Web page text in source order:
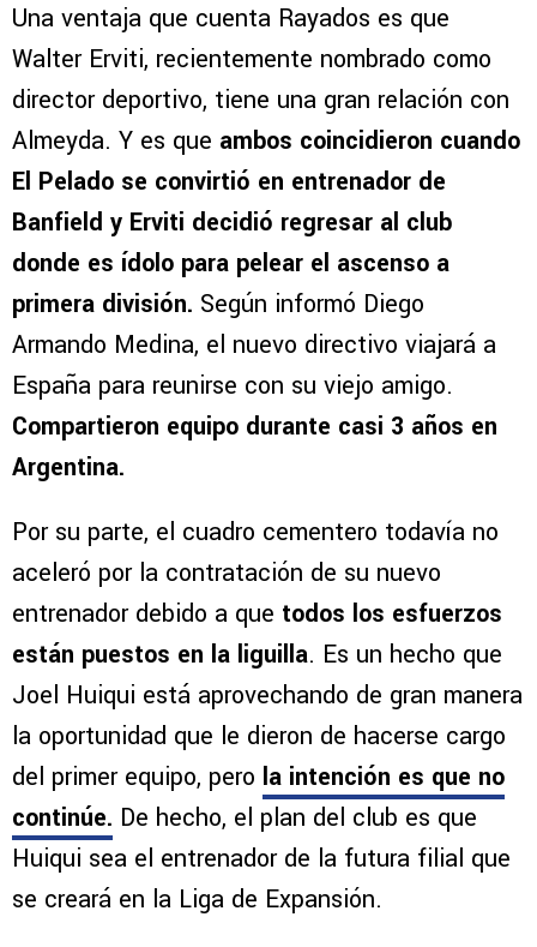
Una ventaja que cuenta Rayados es que
Walter Erviti, recientemente nombrado como
director deportivo, tiene una gran relación con
Almeyda. Y es que ambos coincidieron cuando
El Pelado se convirtió en entrenador de
Banfield y Erviti decidió regresar al club
donde es ídolo para pelear el ascenso a
primera división. Según informó Diego
Armando Medina, el nuevo directivo viajará a
España para reunirse con su viejo amigo.
Compartieron equipo durante casi 3 años en
Argentina.
Por su parte, el cuadro cementero todavía no
aceleró por la contratación de su nuevo
entrenador debido a que todos los esfuerzos
están puestos en la liguilla. Es un hecho que
Joel Huiqui está aprovechando de gran manera
la oportunidad que le dieron de hacerse cargo
del primer equipo, pero la intención es que no
continúe. De hecho, el plan del club es que
Huiqui sea el entrenador de la futura filial que
se creará en la Liga de Expansión.